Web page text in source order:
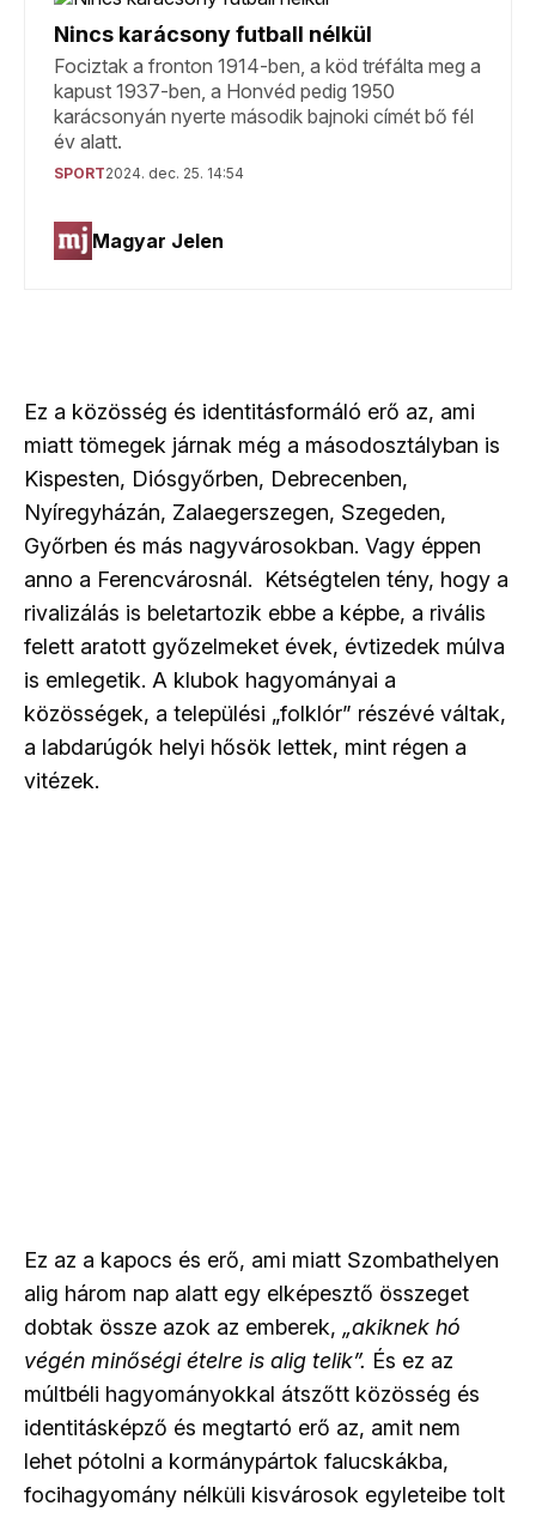
Ez a közösség és identitásformáló erő az, ami
miatt tömegek járnak még a másodosztályban is
Kispesten, Diósgyőrben, Debrecenben,
Nyíregyházán, Zalaegerszegen, Szegeden,
Győrben és más nagyvárosokban. Vagy éppen
anno a Ferencvárosnál. Kétségtelen tény, hogy a
rivalizálás is beletartozik ebbe a képbe, a rivális
felett aratott győzelmeket évek, évtizedek múlva
is emlegetik. A klubok hagyományai a
közösségek, a települési „folklór” részévé váltak,
a labdarúgók helyi hősök lettek, mint régen a
vitézek.
Ez az a kapocs és erő, ami miatt Szombathelyen
alig három nap alatt egy elképesztő összeget
dobtak össze azok az emberek, „akiknek hó
végén minőségi ételre is alig telik”. És ez az
múltbéli hagyományokkal átszőtt közösség és
identitásképző és megtartó erő az, amit nem
lehet pótolni a kormánypártok falucskákba,
focihagyomány nélküli kisvárosok egyleteibe tolt